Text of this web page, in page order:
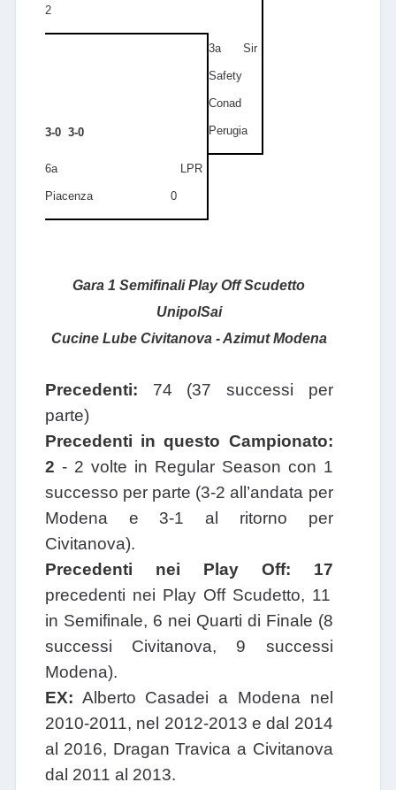
2
3-0 3-0
3a Sir
Safety
Conad
Perugia
6a LPR
Piacenza 0
Gara 1 Semifinali Play Off Scudetto
UnipolSai
Cucine Lube Civitanova - Azimut Modena
Precedenti: 74 (37 successi per
parte)
Precedenti in questo Campionato:
2 - 2 volte in Regular Season con 1
successo per parte (3-2 all’andata per
Modena e 3-1 al ritorno per
Civitanova).
Precedenti nei Play Off:
17
precedenti nei Play Off Scudetto, 11
in Semifinale, 6 nei Quarti di Finale (8
successi Civitanova, 9 successi
Modena).
EX: Alberto Casadei a Modena nel
2010-2011, nel 2012-2013 e dal 2014
al 2016, Dragan Travica a Civitanova
dal 2011 al 2013.